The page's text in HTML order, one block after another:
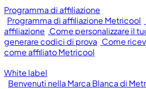
Programma di affiliazione
Programma di affiliazione Metricool
affiliazione Come personalizzare il
generare codici di prova Come
come affiliato Metricool
White label
Benvenuti nella Marca Blanca di